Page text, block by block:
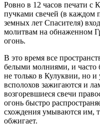
Ровно в 12 часов печати с
пучками свечей (в каждом
земных лет Спасителя)
молитвам на обнаженном
огонь.
В это время все
белыми молниями, и часто
не только в Кулуквии, но
всполохов зажигаются и
возгоревшиеся свечи
огонь быстро
схождения умываются им,
обжигает.